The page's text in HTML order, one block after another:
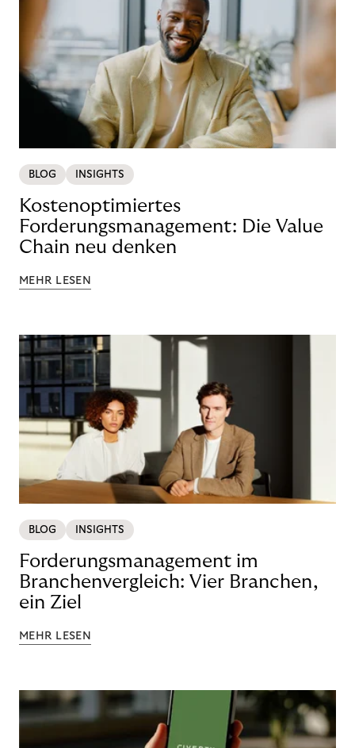
BLOG INSIGHTS
Kostenoptimiertes
Forderungsmanagement: Die Value
Chain neu denken
MEHR LESEN
BLOG INSIGHTS
Forderungsmanagement im
Branchenvergleich: Vier Branchen,
ein Ziel
MEHR LESEN